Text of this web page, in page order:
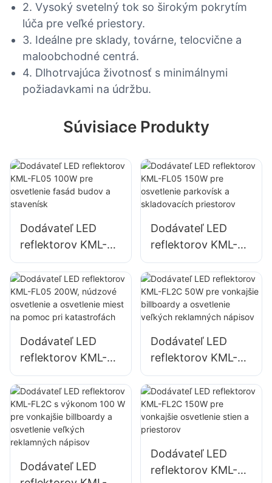
2. Vysoký svetelný tok so širokým pokrytím
lúča pre veľké priestory.
3. Ideálne pre sklady, továrne, telocvične a
maloobchodné centrá.
4. Dlhotrvajúca životnosť s minimálnymi
požiadavkami na údržbu.
Súvisiace Produkty
Dodávateľ LED
reflektorov KML-
FL05 100W pre
osvetlenie fasád
budov a stavenísk
Dodávateľ LED
reflektorov KML-
FL05 150W pre
osvetlenie
parkovísk a
skladovacích
Dodávateľ LED
reflektorov KML-
FL05 200W,
núdzové osvetlenie
a osvetlenie miest
na pomoc pri
katastrofách
Dodávateľ LED
reflektorov KML-
FL2C 50W pre
vonkajšie billboardy
a osvetlenie
veľkých
nápisov
Dodávateľ LED
Dodávateľ LED
reflektorov KML-